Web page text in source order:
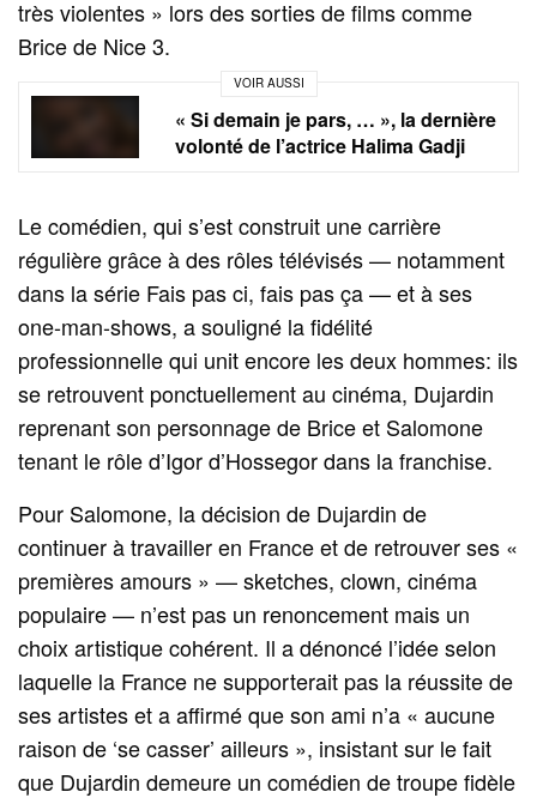
très violentes » lors des sorties de films comme
Brice de Nice 3.
VOIR AUSSI
« Si demain je pars, … », la dernière
volonté de l’actrice Halima Gadji
Le comédien, qui s’est construit une carrière
régulière grâce à des rôles télévisés — notamment
dans la série Fais pas ci, fais pas ça — et à ses
one-man-shows, a souligné la fidélité
professionnelle qui unit encore les deux hommes: ils
se retrouvent ponctuellement au cinéma, Dujardin
reprenant son personnage de Brice et Salomone
tenant le rôle d’Igor d’Hossegor dans la franchise.
Pour Salomone, la décision de Dujardin de
continuer à travailler en France et de retrouver ses «
premières amours » — sketches, clown, cinéma
populaire — n’est pas un renoncement mais un
choix artistique cohérent. Il a dénoncé l’idée selon
laquelle la France ne supporterait pas la réussite de
ses artistes et a affirmé que son ami n’a « aucune
raison de ‘se casser’ ailleurs », insistant sur le fait
que Dujardin demeure un comédien de troupe fidèle